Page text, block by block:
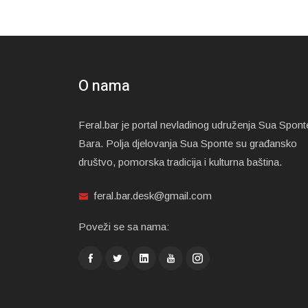
O nama
Feral.bar je portal nevladinog udruženja Sua
Bara. Polja djelovanja Sua Sponte su građansko
društvo, pomorska tradicija i kulturna baština.
feral.bar.desk@gmail.com
Poveži se sa nama: